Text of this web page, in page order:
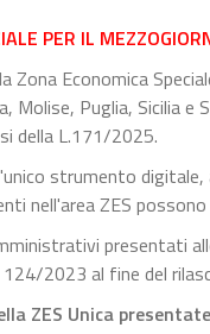
PER IL
Zona Economica
Molise, Puglia, Sicilia
della L.171/2025.
strumento digitale,
nell'area ZES
presentati
2023 al fine del
ZES Unica